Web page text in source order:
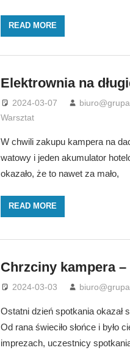
READ MORE
Elektrownia na
2024-03-07
Warsztat
W chwili zakupu kampera na
watowy i jeden akumulator
okazało, że to nawet za mało,
READ MORE
Chrzciny kampera
2024-03-03
Ostatni dzień spotkania okazał
Od rana świeciło słońce i było
imprezach, uczestnicy